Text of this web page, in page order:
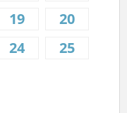
19
20
24
25